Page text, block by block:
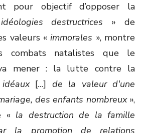
pour objectif d’opposer la
idéologies destructrices » de
valeurs «immorales », montre
combats natalistes que le
mener : la lutte contre la
idéaux[…] de la valeur d'une
des enfants nombreux»,
« la destruction de la famille
la promotion de relations